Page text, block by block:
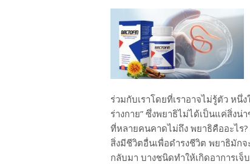
ร่วมกับเราโดยที่เราอาจไม่รู้ตัว ห
ร่างกาย” ซึ่งพยาธิไม่ได้เป็นแค่สิ่ง
ที่หลายคนคาดไม่ถึง พยาธิคืออะไร
สิ่งมีชีวิตอื่นเพื่อดำรงชีวิต พยาธิมัก
กลับมา บางชนิดทำให้เกิดอาการเจ็